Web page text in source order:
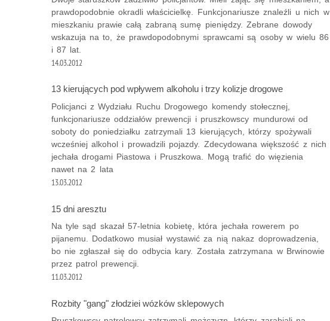
prawdopodobnie okradli właścicielkę. Funkcjonariusze znaleźli u nich w
mieszkaniu prawie całą zabraną sumę pieniędzy. Zebrane dowody
wskazuja na to, że prawdopodobnymi sprawcami są osoby w wielu 86
i 87 lat.
14.03.2012
13 kierujących pod wpływem alkoholu i trzy kolizje drogowe
Policjanci z Wydziału Ruchu Drogowego komendy stołecznej,
funkcjonariusze oddziałów prewencji i pruszkowscy mundurowi od
soboty do poniedziałku zatrzymali 13 kierujących, którzy spożywali
wcześniej alkohol i prowadzili pojazdy. Zdecydowana większość z nich
jechała drogami Piastowa i Pruszkowa. Mogą trafić do więzienia
nawet na 2 lata
13.03.2012
15 dni aresztu
Na tyle sąd skazał 57-letnia kobietę, która jechała rowerem po
pijanemu. Dodatkowo musiał wystawić za nią nakaz doprowadzenia,
bo nie zgłaszał się do odbycia kary. Została zatrzymana w Brwinowie
przez patrol prewencji.
11.03.2012
Rozbity "gang" złodziei wózków sklepowych